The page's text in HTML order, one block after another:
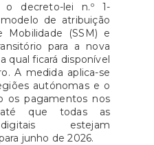
o decreto-lei n.º 1-
de atribuição
Mobilidade (SSM) e
para a nova
qual ficará disponível
A medida aplica-se
autónomas e o
os pagamentos nos
que todas as
estejam
junho de 2026.